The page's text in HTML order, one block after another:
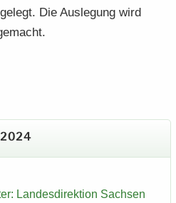
Die Aus­le­gung wird
Lan­des­di­rek­ti­on Sach­sen